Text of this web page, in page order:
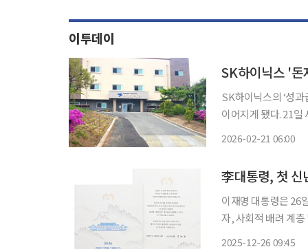
이투데이
SK하이닉스 '
SK하이닉스의 ‘성
이어지게 됐다. 21일 세종시 영명보육원에 따르면, 영명보육원은 지난해 12월부터 시설 내 도
2026-02-21 06:00
이재명 대통령은 26
자, 사회적 배려 계
2025-12-26 09:45